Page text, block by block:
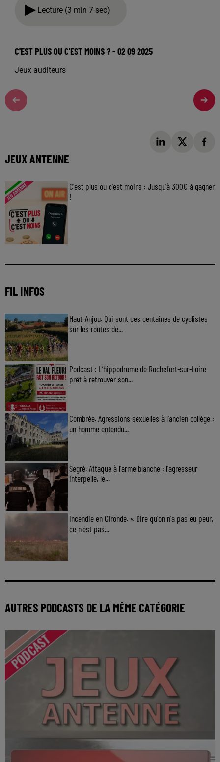
Lecture (3 min 7 sec)
C'EST PLUS OU C'EST MOINS ? - 02 09 2025
Jeux auditeurs
JEUX ANTENNE
C'est plus ou c'est moins : Jusqu'à 300€ à gagner
!
FIL INFOS
Haut-Anjou. Qui sont ces centaines de cyclistes
sur les routes de...
Podcast : L’hippodrome de Rochefort-sur-Loire
prêt à retrouver son...
Combrée. Agressions sexuelles à l'ancien collège :
un homme entendu...
Segré. Attaque à l'arme blanche : l'agresseur
interpellé, le...
Incendie en Gironde. « Dire qu'on n'a pas eu peur,
ce n'est pas...
AUTRES PODCASTS DE LA MÊME CATÉGORIE